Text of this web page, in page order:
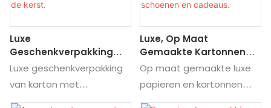
Luxe
Geschenkverpakking
Van Karton Met Linten,
Opvouwbaar En
Geschikt Voor De Kerst.
Luxe geschenkverpakking
van karton met
lintversiering voor de kerst.
Luxe, Op Maat
Gemaakte Kartonnen
Vouwverpakking Voor
Cosmetica, Kleding,
Schoenen En Cadeaus.
Op maat gemaakte luxe
papieren en kartonnen
vouwverpakkingen voor